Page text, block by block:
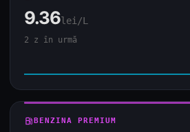
9.36lei/L
2 z în urmă
local_gas_stationBENZINA PREMIUM